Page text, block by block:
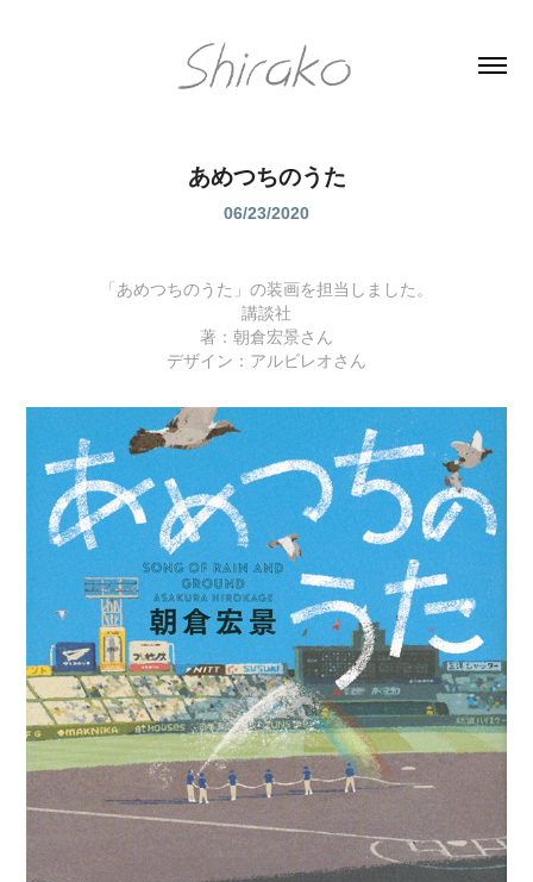
あめつちのうた
06/23/2020
「あめつちのうた」の装画を担当しました。
講談社
著：朝倉宏景さん
デザイン：アルビレオさん